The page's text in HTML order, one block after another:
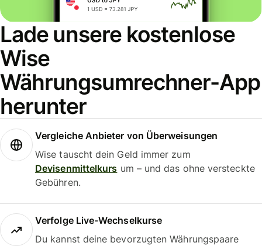
Lade unsere kostenlose
Wise
Währungsumrechner-App
herunter
Vergleiche Anbieter von Überweisungen
Wise tauscht dein Geld immer zum
Devisenmittelkurs um – und das ohne versteckte
Gebühren.
Verfolge Live-Wechselkurse
Du kannst deine bevorzugten Währungspaare